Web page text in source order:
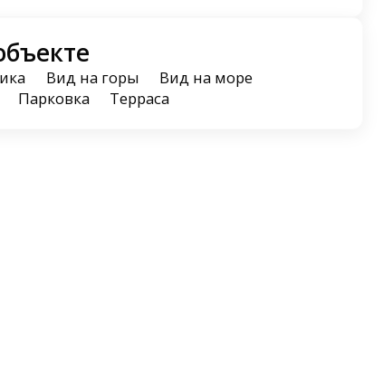
Вид на горы
Вид на море
Парковка Терраса